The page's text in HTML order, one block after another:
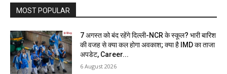
MOST POPULAR
7 अगस्त को बंद रहेंगे दिल्ली-NCR के स्कूल? भारी बारिश
की वजह से क्या कल होगा अवकाश; क्या है IMD का ताजा
अपडेट, Career...
6 August 2026